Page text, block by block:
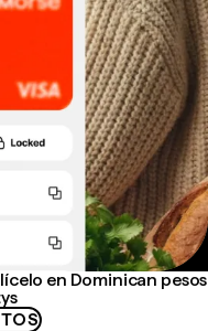
en Dominican pesos